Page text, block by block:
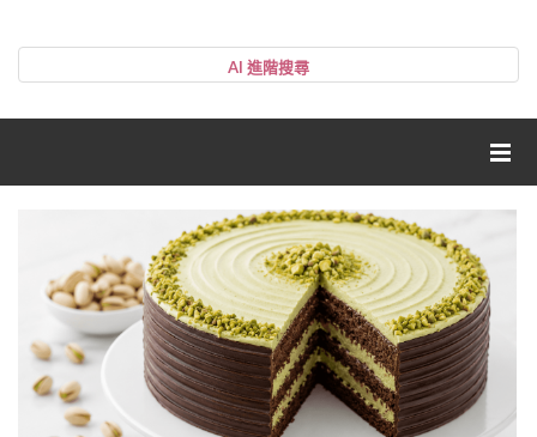
帳號
記住我
忘記密碼 註冊
粉絲好康
加入甜點廚師接單平台